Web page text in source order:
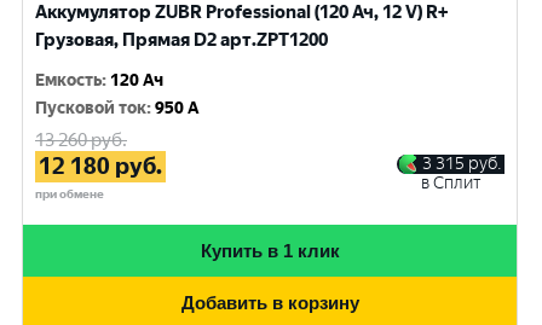
Аккумулятор ZUBR Professional (120 Ач, 12 V) R+
Грузовая, Прямая D2 арт.ZPT1200
Емкость: 120 Ач
Пусковой ток:950 A
13 260руб.
12 180 руб.
при обмене
3 315 руб.
в Сплит
Купить в 1 клик
Добавить в корзину